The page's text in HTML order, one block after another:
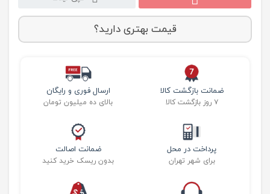
قیمت بهتری دارید؟
ارسال فوری و رایگان
بالای ده میلیون تومان
ضمانت بازگشت کالا
۷ روز بازگشت کالا
ضمانت اصالت
بدون ریسک خرید کنید
پرداخت در محل
برای شهر تهران